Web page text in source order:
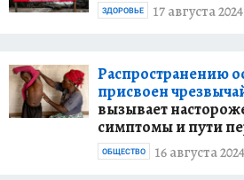
17 августа 2024
ЗДОРОВЬЕ
Распространению
присвоен
вызывает
симптомы и пути
16 августа 2024
ОБЩЕСТВО